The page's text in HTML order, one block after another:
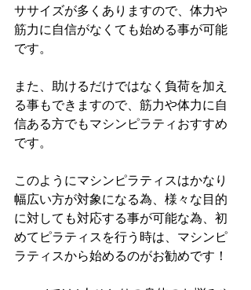
ササイズが多くありますので、体力や
筋力に自信がなくても始める事が可能
です。
また、助けるだけではなく負荷を加え
る事もできますので、筋力や体力に自
信ある方でもマシンピラティおすすめ
です。
このようにマシンピラティスはかなり
幅広い方が対象になる為、様々な目的
に対しても対応する事が可能な為、初
めてピラティスを行う時は、マシンピ
ラティスから始めるのがお勧めです！